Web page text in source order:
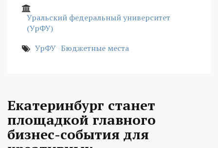
Уральский федеральный университет
(УрФУ)
УрФУ Бюджетные места
Екатеринбург станет
площадкой главного
бизнес-события для